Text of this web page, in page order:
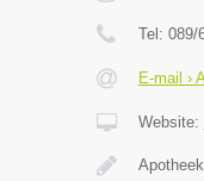
Tel: 089/
E-mail ›
Website: